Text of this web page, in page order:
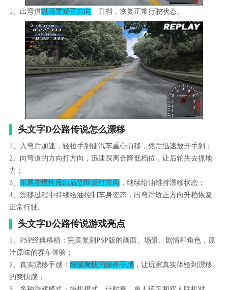
5、出弯道 以后要矫正方向 。升档，恢复正常行驶状态。
头文字D公路传说怎么漂移
1、入弯后加速，轻拉手刹使汽车重心前移，然后迅速放开手刹；
2、向弯道的方向打方向，迅速踩离合降低档位，让后轮失去抓地
力；
3、 车尾在惯性甩出后立即反打方向 ，继续给油维持漂移状态；
4、漂移过程中持续给油控制车身姿态，出弯后矫正方向升档恢复
正常行驶。
头文字D公路传说游戏亮点
1、PSP经典移植：完美复刻PSP版的画面、场景、剧情和角色，原
汁原味的赛车体验；
2、真实漂移手感： 细腻爽快的操作手感，让玩家真实体验到漂移
的爽快感；